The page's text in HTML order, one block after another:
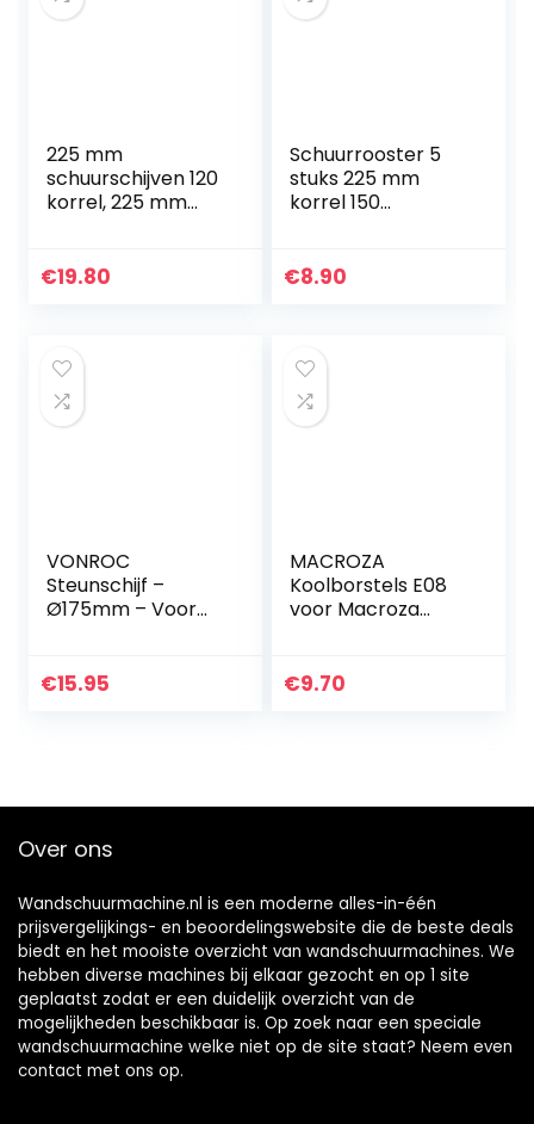
225 mm
schuurschijven 120
korrel, 225 mm
hals
€19.80
Schuurrooster 5
stuks 225 mm
korrel 150
schuurbladen
€8.90
VONROC
Steunschijf –
Ø175mm – Voor
urmachine – Met
€15.95
MACROZA
Koolborstels E08
voor Macroza
€9.70
Over ons
Wandschuurmachine.nl is een moderne alles-in-één
prijsvergelijkings- en beoordelingswebsite die de beste deals
biedt en het mooiste overzicht van wandschuurmachines. We
hebben diverse machines bij elkaar gezocht en op 1 site
geplaatst zodat er een duidelijk overzicht van de
mogelijkheden beschikbaar is. Op zoek naar een speciale
wandschuurmachine welke niet op de site staat? Neem even
contact met ons op.